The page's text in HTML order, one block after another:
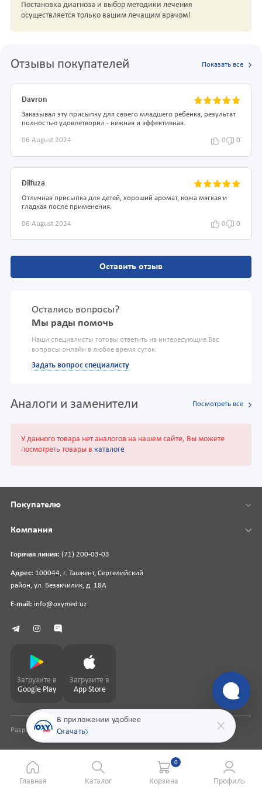
Постановка диагноза и выбор методики лечения
осуществляется только вашим лечащим врачом!
Отзывы покупателей Показать все
Davron
Заказывал эту присыпку для своего младшего ребенка, результат
полностью удовлетворил - нежная и эффективная.
06 August 2024 0 0
Dilfuza
Отличная присыпка для детей, хороший аромат, кожа мягкая и
гладкая после применения.
06 August 2024 0 0
Оставить отзыв
Остались вопросы?
Мы рады помочь
Наши специалисты готовы ответить на интересующие Вас
вопросы онлайн в любое время суток.
Задать вопрос специалисту
Аналоги и заменители Посмотреть все
У данного товара нет аналогов на нашем сайте, Вы можете
посмотреть товары в каталоге
В приложении удобнее
Скачать
Горячая линия: (71) 200-03-03
Адрес: 100044, г. Ташкент, Сергелийский
район, ул. Безакчилик, д. 18А
E-mail: info@oxymed.uz
Покупателю
Компания
Загрузите в
Google Play
Загрузите в
App Store
Разработка сайтаpharmit.uz
Главная Каталог
0
Корзина Профиль